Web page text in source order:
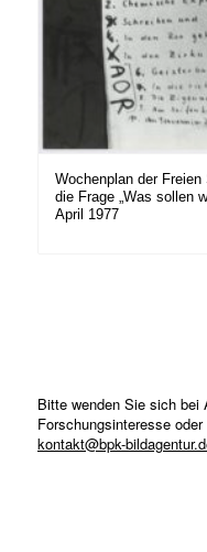
Wochenplan der
die Frage „Was sollen
April 1977
Bitte wenden Sie sich bei
Forschungsinteresse
kontakt@bpk-